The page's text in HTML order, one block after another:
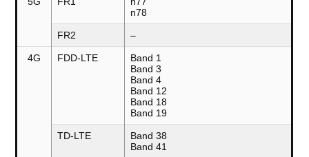
n78
FR2 –
4G FDD-LTE
Band 1
Band 3
Band 4
Band 12
Band 18
Band 19
TD-LTE
Band 38
Band 41